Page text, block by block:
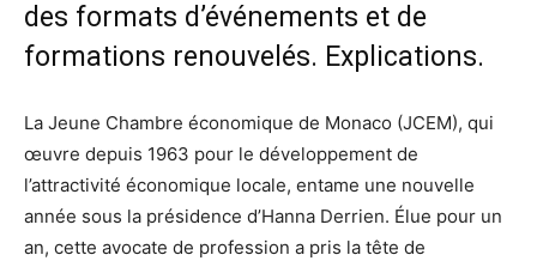
des formats d’événements et de
formations renouvelés. Explications.
La Jeune Chambre économique de Monaco (JCEM), qui
œuvre depuis 1963 pour le développement de
l’attractivité économique locale, entame une nouvelle
année sous la présidence d’Hanna Derrien. Élue pour un
an, cette avocate de profession a pris la tête de